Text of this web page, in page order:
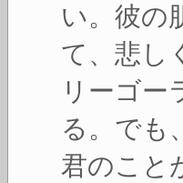
い。彼の
て、悲し
リーゴー
る。でも
君のこと